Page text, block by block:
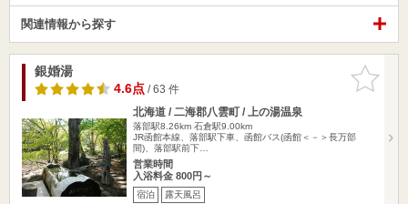
関連情報から探す
お気に入
りに追加
銀婚湯
4.6点/ 63 件
北海道 / 二海郡八雲町 / 上の湯温泉
落部駅8.26km 石倉駅9.00km
JR函館本線、落部駅下車、函館バス(函館＜－＞長万部
間)、落部駅前下…
営業時間
入浴料金 800円～
宿泊 露天風呂